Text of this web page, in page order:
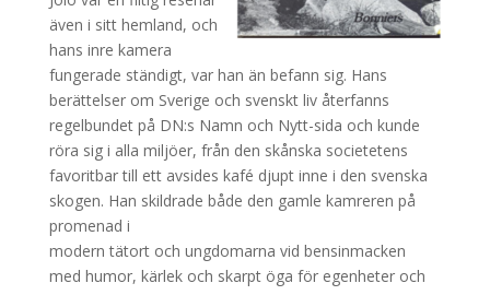
även i sitt hemland, och
hans inre kamera
fungerade ständigt, var han än befann sig. Hans
berättelser om Sverige och svenskt liv återfanns
regelbundet på DN:s Namn och Nytt-sida och kunde
röra sig i alla miljöer, från den skånska societetens
favoritbar till ett avsides kafé djupt inne i den svenska
skogen. Han skildrade både den gamle kamreren på
promenad i
modern tätort och ungdomarna vid bensinmacken
med humor, kärlek och skarpt öga för egenheter och